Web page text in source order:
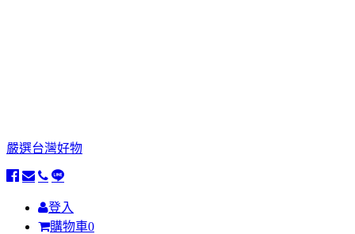
嚴選台灣好物
登入
購物車0